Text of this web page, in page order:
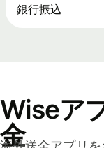
銀行振込
Wiseア
金